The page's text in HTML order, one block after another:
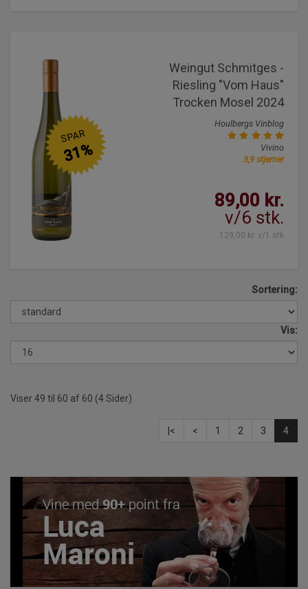
Weingut Schmitges -
Riesling "Vom Haus"
Trocken Mosel 2024
Houlbergs Vinblog
Vivino
3,9 stjerner
89,00 kr.
v/6 stk.
129,00 kr. v/1 stk
SPAR
31%
Sortering:
Vis:
Viser 49 til 60 af 60 (4 Sider)
|< < 1 2 3 4